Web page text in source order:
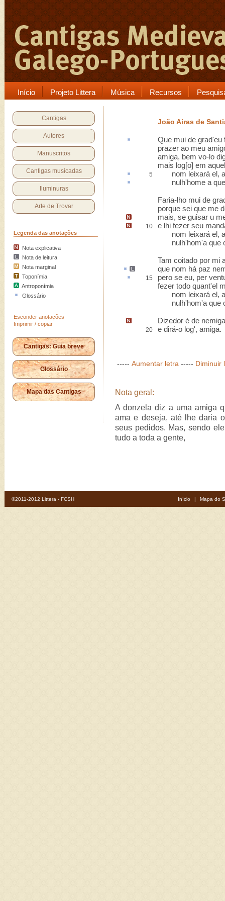
Início Projeto Littera Música Recursos
Cantigas
Autores
Manuscritos
Cantigas musicadas
Iluminuras
Arte de Trovar
Legenda das anotações
Nota explicativa
Nota de leitura
Nota marginal
Toponímia
Antroponímia
Glossário
Esconder anotações
Imprimir / copiar
Cantigas: Guia breve
Glossário
Mapa das Cantigas
João Airas de
Que mui de grad'eu
prazer ao meu
amiga, bem vo-lo
mais log[o] em
5 nom leixará el,
nulh'home a
Faria-lho mui de
porque sei que me
mais, se guisar u
10 e lhi fezer seu
nom leixará el,
nulh'hom'a que
Tam coitado por mi
que nom há paz
15 pero se eu, per
fezer todo quant'el
nom leixará el,
nulh'hom'a que
Dizedor é de nemiga
20 e dirá-o log', amiga.
----- Aumentar letra ----- Diminuir
Nota geral:
A donzela diz a uma amiga
ama e deseja, até lhe daria
seus pedidos. Mas, sendo
tudo a toda a gente,
©2011-2012 Littera - FCSH Início | Mapa do